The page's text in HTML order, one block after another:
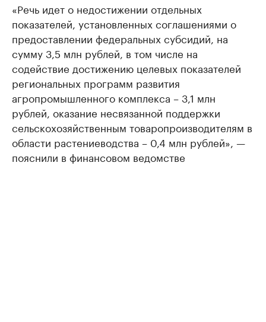
«Речь идет о недостижении отдельных
показателей, установленных соглашениями о
предоставлении федеральных субсидий, на
сумму 3,5 млн рублей, в том числе на
содействие достижению целевых показателей
региональных программ развития
агропромышленного комплекса – 3,1 млн
рублей, оказание несвязанной поддержки
сельскохозяйственным товаропроизводителям в
области растениеводства – 0,4 млн рублей», —
пояснили в финансовом ведомстве